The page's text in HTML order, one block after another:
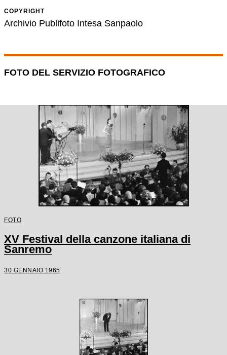
COPYRIGHT
Archivio Publifoto Intesa Sanpaolo
FOTO DEL SERVIZIO FOTOGRAFICO
FOTO
XV Festival della canzone italiana di
Sanremo
30 GENNAIO 1965